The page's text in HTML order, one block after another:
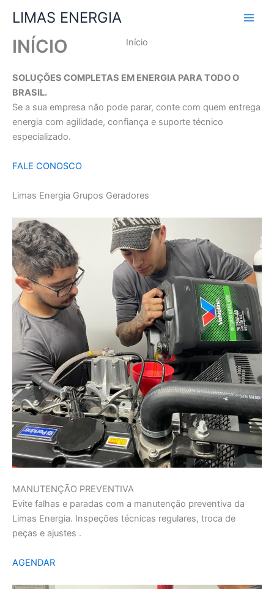
para
conteúdo
LIMAS ENERGIA
Início
INÍCIO
SOLUÇÕES COMPLETAS EM ENERGIA PARA TODO O
BRASIL.
Se a sua empresa não pode parar, conte com quem entrega
energia com agilidade, confiança e suporte técnico
especializado.
FALE CONOSCO
Limas Energia Grupos Geradores
MANUTENÇÃO PREVENTIVA
Evite falhas e paradas com a manutenção preventiva da
Limas Energia. Inspeções técnicas regulares, troca de
peças e ajustes .
AGENDAR